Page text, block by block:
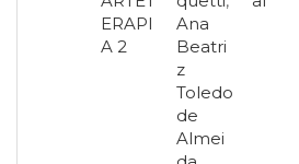
ERAPI
A 2
Ana
Beatri
z
Toledo
de
Almei